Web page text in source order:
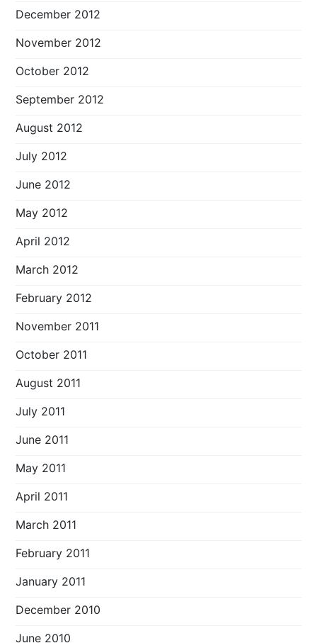
December 2012
November 2012
October 2012
September 2012
August 2012
July 2012
June 2012
May 2012
April 2012
March 2012
February 2012
November 2011
October 2011
August 2011
July 2011
June 2011
May 2011
April 2011
March 2011
February 2011
January 2011
December 2010
June 2010